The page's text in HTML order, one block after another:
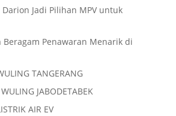
Jadi Pilihan MPV untuk
Penawaran Menarik di
TANGERANG
JABODETABEK
AIR EV